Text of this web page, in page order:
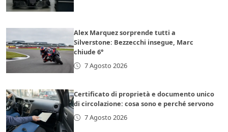
Alex Marquez sorprende tutti a
Silverstone: Bezzecchi insegue, Marc
chiude 6°
7 Agosto 2026
Certificato di proprietà e documento unico
di circolazione: cosa sono e perché servono
7 Agosto 2026